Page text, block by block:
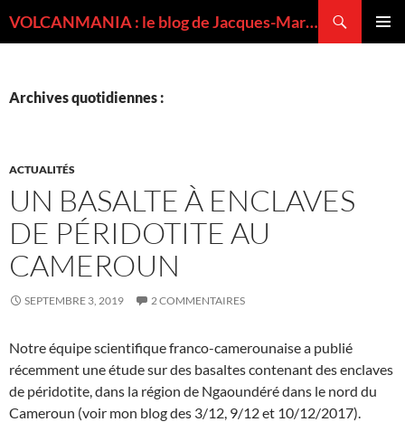
VOLCANMANIA : le blog de Jacques-Marie BARDINTZEFF, volcanologue
Archives quotidiennes :
ACTUALITÉS
UN BASALTE À ENCLAVES
DE PÉRIDOTITE AU
CAMEROUN
SEPTEMBRE 3, 2019 2 COMMENTAIRES
Notre équipe scientifique franco-camerounaise a publié
récemment une étude sur des basaltes contenant des enclaves
de péridotite, dans la région de Ngaoundéré dans le nord du
Cameroun (voir mon blog des 3/12, 9/12 et 10/12/2017).